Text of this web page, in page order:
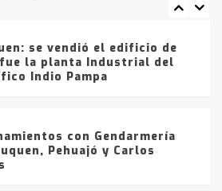
sábado
se vendió el edificio de
la planta Industrial del
Indio Pampa
con Gendarmería
Pehuajó y Carlos